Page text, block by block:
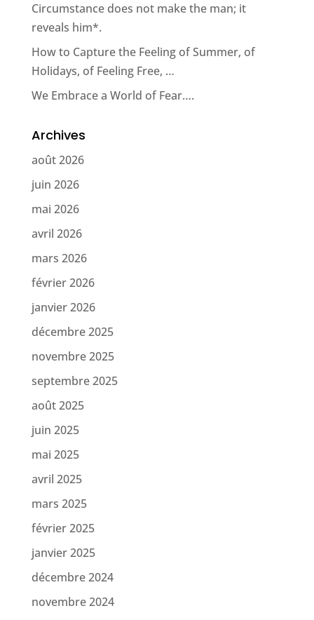
Circumstance does not make the man; it
reveals him*.
How to Capture the Feeling of Summer, of
Holidays, of Feeling Free, …
We Embrace a World of Fear….
Archives
août 2026
juin 2026
mai 2026
avril 2026
mars 2026
février 2026
janvier 2026
décembre 2025
novembre 2025
septembre 2025
août 2025
juin 2025
mai 2025
avril 2025
mars 2025
février 2025
janvier 2025
décembre 2024
novembre 2024